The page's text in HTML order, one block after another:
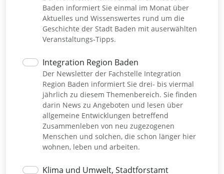
Baden informiert Sie einmal im Monat über
Aktuelles und Wissenswertes rund um die
Geschichte der Stadt Baden mit auserwählten
Veranstaltungs-Tipps.
Integration Region Baden
Der Newsletter der Fachstelle Integration
Region Baden informiert Sie drei- bis viermal
jährlich zu diesem Themenbereich. Sie finden
darin News zu Angeboten und lesen über
allgemeine Entwicklungen betreffend
Zusammenleben von neu zugezogenen
Menschen und solchen, die schon länger hier
wohnen, leben und arbeiten.
Klima und Umwelt, Stadtforstamt